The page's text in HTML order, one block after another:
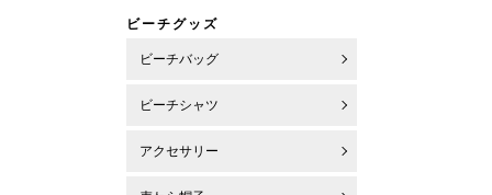
ビーチグッズ
ビーチバッグ
ビーチシャツ
アクセサリー